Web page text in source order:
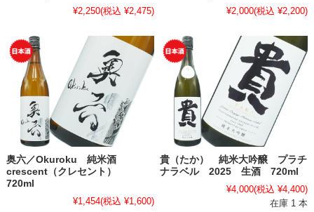
¥2,250(税込 ¥2,475)
¥2,000(税込 ¥2,200)
奥六／Okuroku 純米酒
crescent（クレセント）
720ml
¥1,454(税込 ¥1,600)
貴（たか） 純米大吟醸 プラチ
ナラベル 2025 生酒 720ml
¥4,000(税込 ¥4,400)
在庫 1 本